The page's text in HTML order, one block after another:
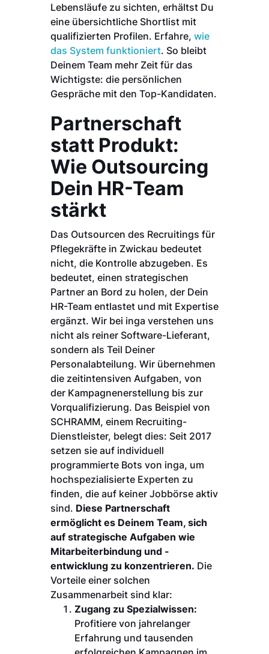
Lebensläufe zu sichten, erhältst Du
eine übersichtliche Shortlist mit
qualifizierten Profilen. Erfahre, wie
das System funktioniert. So bleibt
Deinem Team mehr Zeit für das
Wichtigste: die persönlichen
Gespräche mit den Top-Kandidaten.
Partnerschaft
statt Produkt:
Wie Outsourcing
Dein HR-Team
stärkt
Das Outsourcen des Recruitings für
Pflegekräfte in Zwickau bedeutet
nicht, die Kontrolle abzugeben. Es
bedeutet, einen strategischen
Partner an Bord zu holen, der Dein
HR-Team entlastet und mit Expertise
ergänzt. Wir bei inga verstehen uns
nicht als reiner Software-Lieferant,
sondern als Teil Deiner
Personalabteilung. Wir übernehmen
die zeitintensiven Aufgaben, von
der Kampagnenerstellung bis zur
Vorqualifizierung. Das Beispiel von
SCHRAMM, einem Recruiting-
Dienstleister, belegt dies: Seit 2017
setzen sie auf individuell
programmierte Bots von inga, um
hochspezialisierte Experten zu
finden, die auf keiner Jobbörse aktiv
sind. Diese Partnerschaft
ermöglicht es Deinem Team, sich
auf strategische Aufgaben wie
Mitarbeiterbindung und -
entwicklung zu konzentrieren. Die
Vorteile einer solchen
Zusammenarbeit sind klar:
Zugang zu Spezialwissen:
Profitiere von jahrelanger
Erfahrung und tausenden